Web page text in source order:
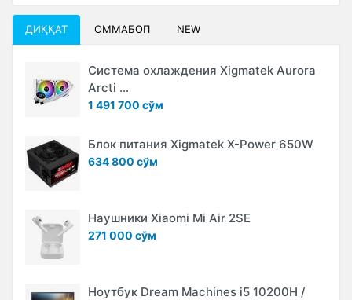
ДИҚҚАТ ОММАБОП NEW
Система охлаждения Xigmatek Aurora
Arcti ...
1 491 700 сўм
Блок питания Xigmatek X-Power 650W
634 800 сўм
Наушники Xiaomi Mi Air 2SE
271 000 сўм
Ноутбук Dream Machines i5 10200H /